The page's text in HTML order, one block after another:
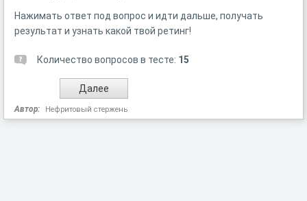
Нажимать ответ под вопрос и идти дальше, получать
результат и узнать какой твой ретинг!
Количество вопросов в тесте: 15
Автор: Нефритовый стержень